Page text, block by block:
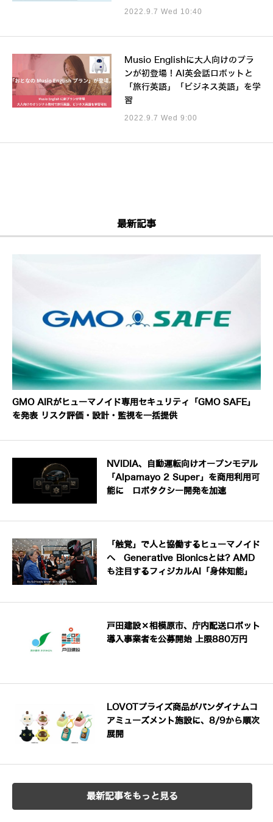
2022.9.7 Wed 10:40
Musio Englishに大人向けのプラ
ンが初登場！AI英会話ロボットと
「旅行英語」「ビジネス英語」を学
習
2022.9.7 Wed 9:00
最新記事
GMO AIRがヒューマノイド専用セキュリティ「GMO SAFE」
を発表 リスク評価・設計・監視を一括提供
NVIDIA、自動運転向けオープンモデル
「Alpamayo 2 Super」を商用利用可
能に ロボタクシー開発を加速
「触覚」で人と協働するヒューマノイド
へ Generative Bionicsとは? AMD
も注目するフィジカルAI「身体知能」
戸田建設×相模原市、庁内配送ロボット
導入事業者を公募開始 上限880万円
LOVOTプライズ商品がバンダイナムコ
アミューズメント施設に、8/9から順次
展開
最新記事をもっと見る